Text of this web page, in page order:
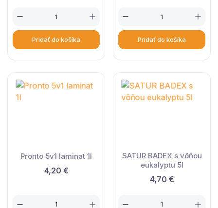
Pridať do košíka Pridať do košíka
Pronto 5v1 laminat 1l
4,20 €
SATUR BADEX s vôňou
eukalyptu 5l
4,70 €